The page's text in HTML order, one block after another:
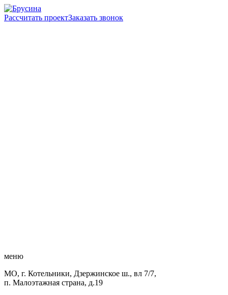
Рассчитать проектЗаказать звонок
меню
МО, г. Котельники, Дзержинское ш., вл 7/7,
п. Малоэтажная страна, д.19